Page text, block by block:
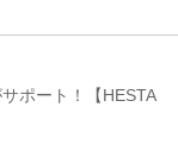
ポート！【HESTA